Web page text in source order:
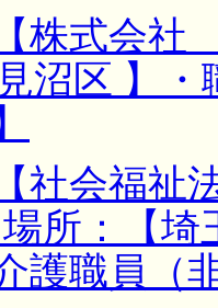
株式会
沼区 】
社会福
所：【
護職員（